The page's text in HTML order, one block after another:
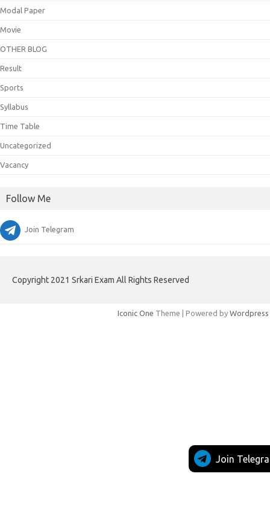
Modal Paper
Movie
OTHER BLOG
Result
Sports
Syllabus
Time Table
Uncategorized
Vacancy
Follow Me
Join Telegram
Join
Copyright 2021 Srkari Exam All Rights Reserved
Iconic One Theme | Powered by Wordpress